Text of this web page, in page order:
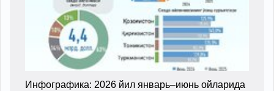
Инфографика: 2026 йил январь–июнь ойларида